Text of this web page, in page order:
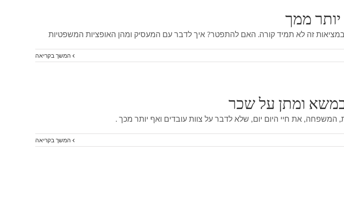
ממך
זה לא תמיד קורה. האם להתפטר? איך לדבר עם המעסיק ומהן האופציות המשפטיות
המשך בקריאה
ומתן על שכר
המשך בקריאה